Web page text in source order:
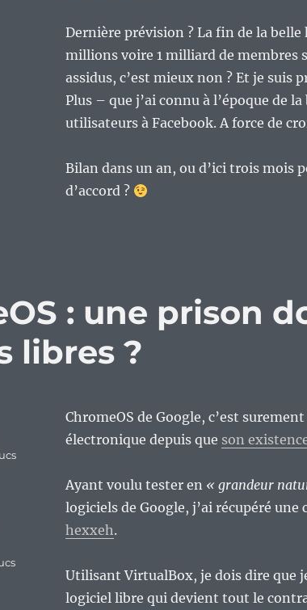
Dernière prévision ? La fin de la
millions voire 1 milliard de membres
assidus, c’est mieux non ? Et je suis
Plus – que j’ai connu à l’époque de
utilisateurs à Facebook. A force de
Bilan dans un an, ou d’ici trois mois
d’accord ?
: une prison
libres ?
ChromeOS de Google, c’est
électronique depuis que son
Ayant voulu tester en « grandeur
logiciels de Google, j’ai récupéré
hexxeh.
Utilisant VirtualBox, je dois dire que
logiciel libre qui devient tout le